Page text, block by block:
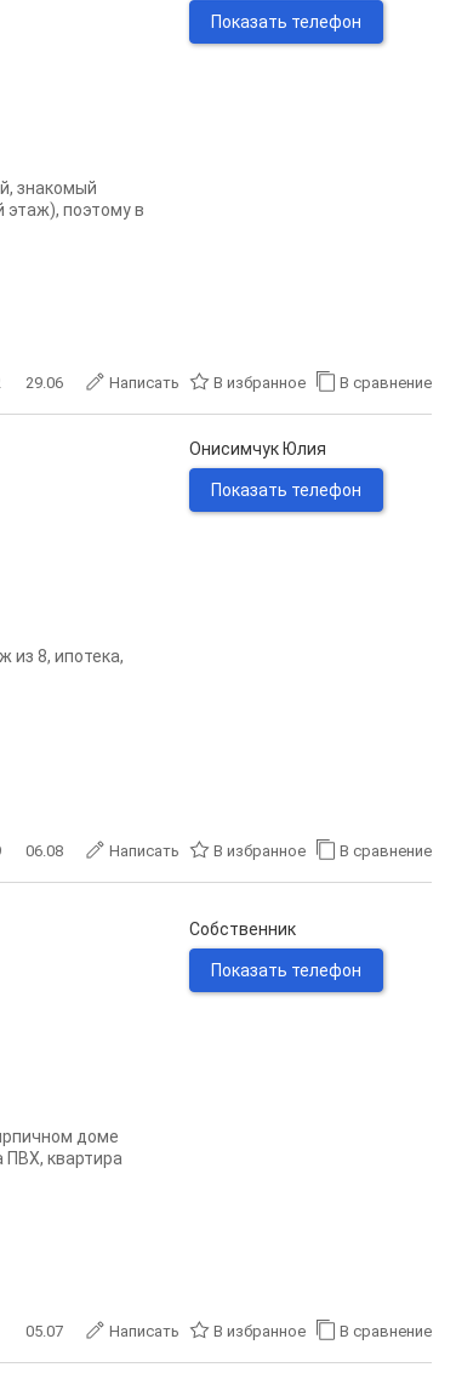
знакомый
этаж), поэтому в
Показать телефон
29.06 Написать В избранное В сравнение
из 8, ипотека,
Онисимчук Юлия
Показать телефон
06.08 Написать В избранное В сравнение
доме
ПВХ, квартира
Собственник
Показать телефон
05.07 Написать В избранное В сравнение